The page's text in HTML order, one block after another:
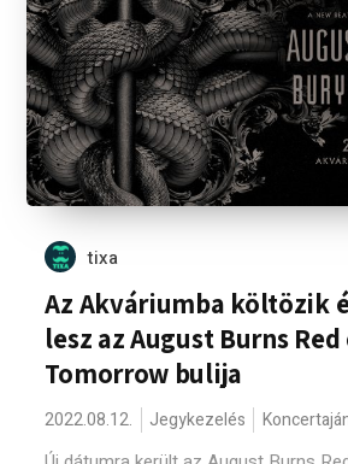
tixa
Az Akváriumba költözik
lesz az August Burns Red
Tomorrow bulija
2022.08.12. Jegykezelés